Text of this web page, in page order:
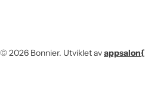
© 2026 Bonnier. Utviklet avappsalon{